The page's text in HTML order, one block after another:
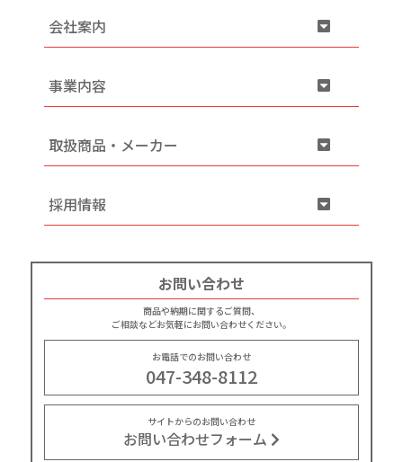
会社案内
事業内容
取扱商品・メーカー
採用情報
お問い合わせ
商品や納期に関するご質問、
ご相談などお気軽にお問い合わせください。
お電話でのお問い合わせ
047-348-8112
サイトからのお問い合わせ
お問い合わせフォーム